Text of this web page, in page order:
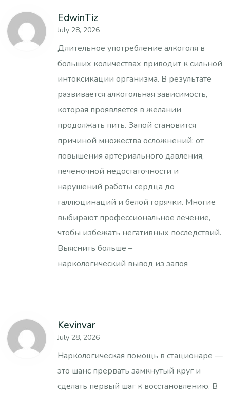
EdwinTiz
July 28, 2026
Длительное употребление алкоголя в
больших количествах приводит к сильной
интоксикации организма. В результате
развивается алкогольная зависимость,
которая проявляется в желании
продолжать пить. Запой становится
причиной множества осложнений: от
повышения артериального давления,
печеночной недостаточности и
нарушений работы сердца до
галлюцинаций и белой горячки. Многие
выбирают профессиональное лечение,
чтобы избежать негативных последствий.
Выяснить больше –
наркологический вывод из запоя
Kevinvar
July 28, 2026
Наркологическая помощь в стационаре —
это шанс прервать замкнутый круг и
сделать первый шаг к восстановлению. В